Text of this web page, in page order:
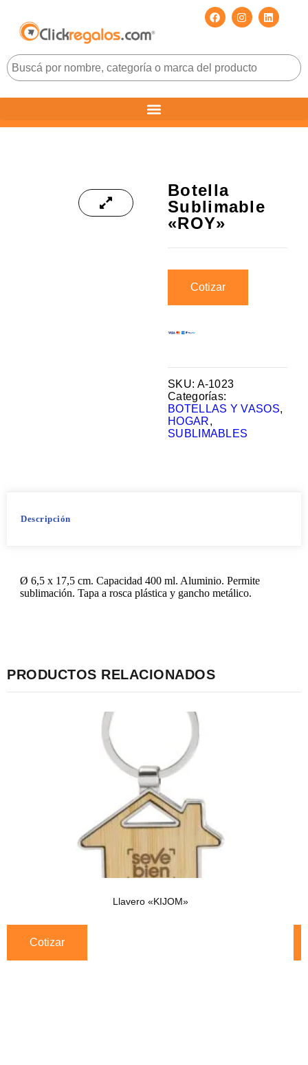
Botella
Sublimable
«ROY»
Cotizar
SKU: A-1023
Categorías:
BOTELLAS Y VASOS,
HOGAR,
SUBLIMABLES
Descripción
Ø 6,5 x 17,5 cm. Capacidad 400 ml. Aluminio. Permite
sublimación. Tapa a rosca plástica y gancho metálico.
PRODUCTOS RELACIONADOS
Llavero «KIJOM»
Cotizar